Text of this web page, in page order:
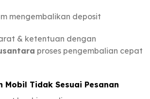
mengembalikan deposit
& ketentuan dengan
proses pengembalian cepat
Mobil Tidak Sesuai Pesanan